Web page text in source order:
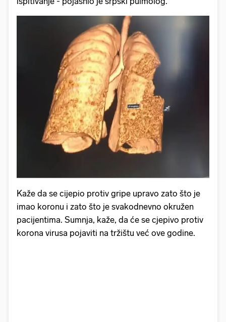
Kaže da se cijepio protiv gripe upravo zato što je
imao koronu i zato što je svakodnevno okružen
pacijentima. Sumnja, kaže, da će se cjepivo protiv
korona virusa pojaviti na tržištu već ove godine.